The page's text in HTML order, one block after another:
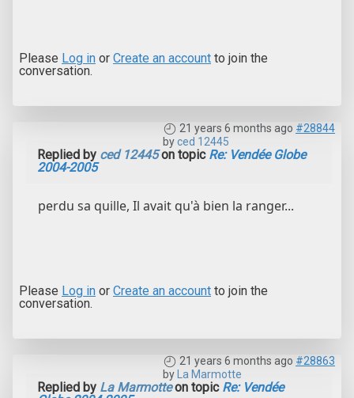
Please Log in or Create an account to join the
conversation.
21 years 6 months ago #28844
byced 12445
Replied by ced 12445on topic Re: Vendée Globe
2004-2005
perdu sa quille, Il avait qu'à bien la ranger...
Please Log in or Create an account to join the
conversation.
21 years 6 months ago #28863
by
La Marmotte
Replied by La Marmotteon topic Re: Vendée